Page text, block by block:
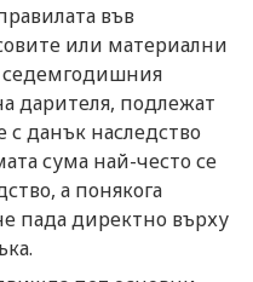
във
или материални
седемгодишния
дарителя, подлежат
с данък наследство
сума най-често се
а понякога
пада директно върху